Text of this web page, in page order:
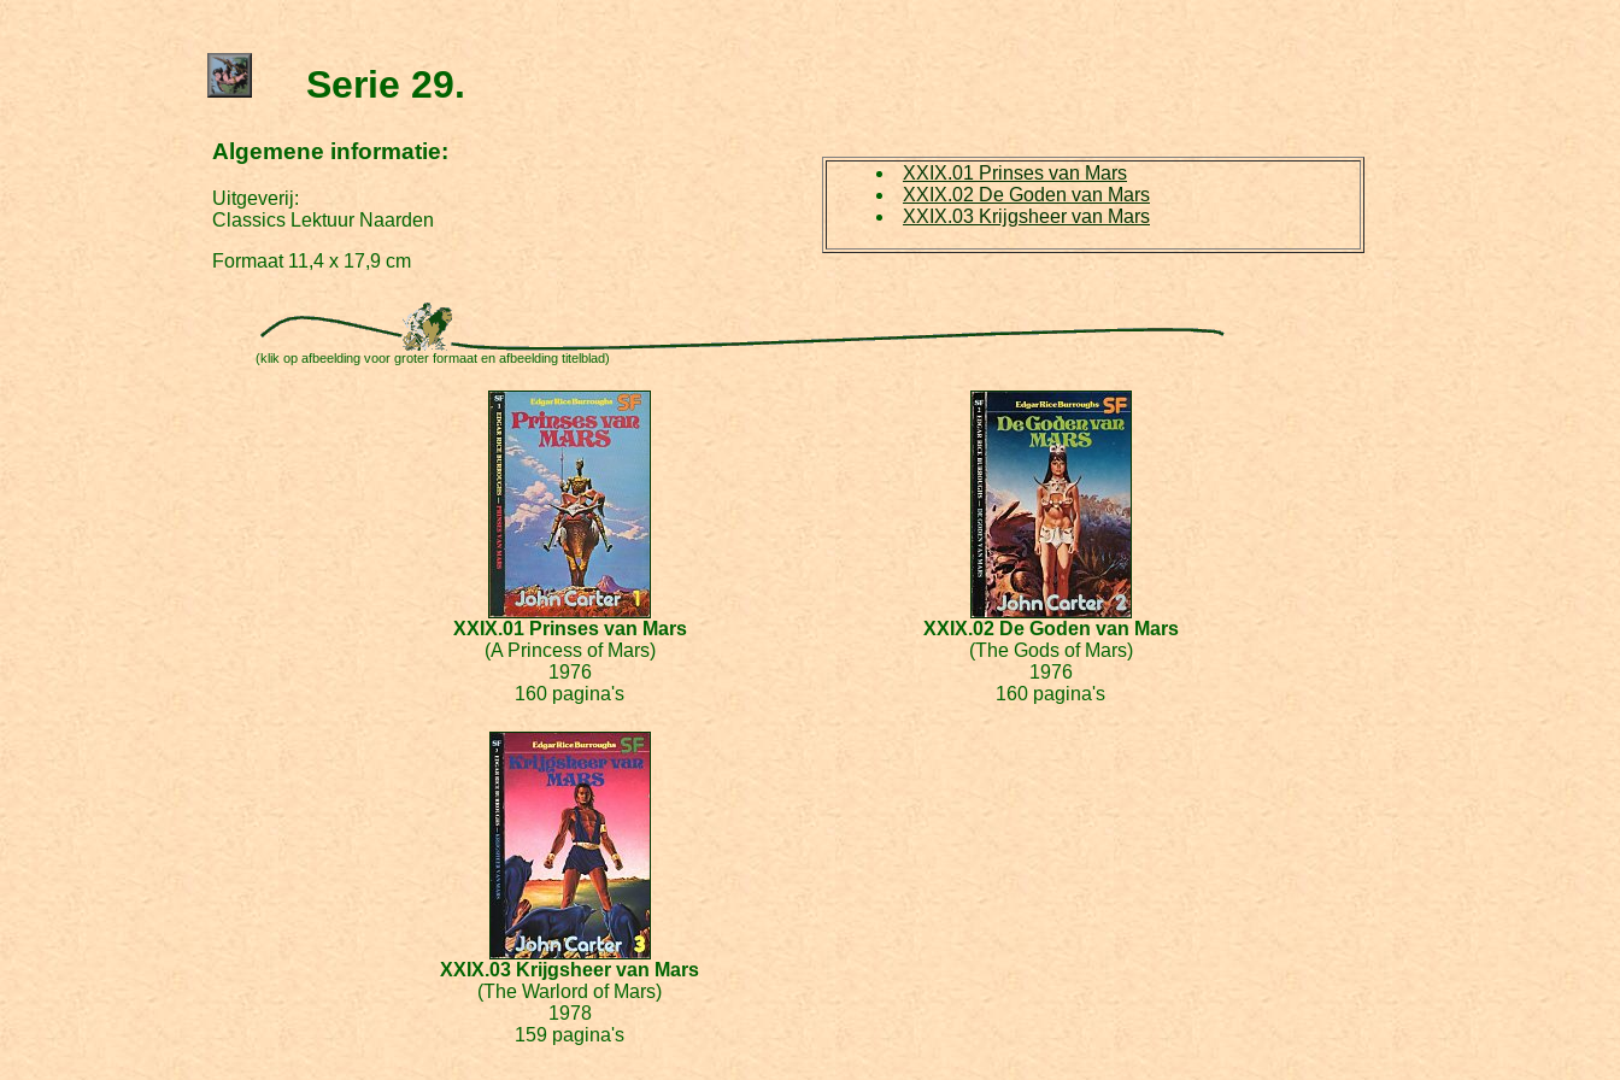
Serie 29.
Algemene informatie:
Uitgeverij:
Classics Lektuur Naarden
Formaat 11,4 x 17,9 cm
XXIX.01 Prinses van Mars
XXIX.02 De Goden van Mars
XXIX.03 Krijgsheer van Mars
(klik op afbeelding voor groter formaat en afbeelding titelblad)
XXIX.01 Prinses van Mars
(A Princess of Mars)
1976
160 pagina's
XXIX.02 De Goden van Mars
(The Gods of Mars)
1976
160 pagina's
XXIX.03 Krijgsheer van Mars
(The Warlord of Mars)
1978
159 pagina's